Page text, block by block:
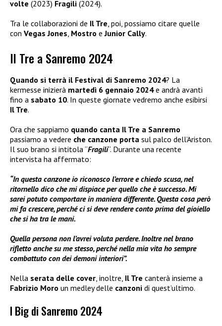
volte (2023) Fragili (2024).
Tra le collaborazioni de Il Tre , poi, possiamo citare quelle
con Vegas Jones Mostro eJunior Cally.
Il Tre a Sanremo 2024
Quando si terrà il Festival di Sanremo 2024? La
kermesse inizierà martedì 6 gennaio 2024e andrà avanti
fino a sabato 10. In queste giornate vedremo anche esibirsi
Il Tre.
Ora che sappiamo quando canta Il Tre a Sanremo
passiamo a vedere che canzone porta sul palco dell’Ariston.
Il suo brano si intitola “Fragili“. Durante una recente
intervista ha affermato:
“In questa canzone io riconosco l’errore e chiedo scusa, nel
ritornello dico che mi dispiace per quello che è successo. Mi
sarei potuto comportare in maniera differente. Questa cosa però
mi fa crescere, perché ci si deve rendere conto prima del gioiello
che si ha tra le mani.
Quella persona non l’avrei voluta perdere. Inoltre nel brano
rifletto anche su me stesso, perché nella mia vita ho sempre
combattuto con dei demoni interiori”.
Nella serata delle cover, inoltre, Il Tre canterà insieme a
Fabrizio Moro un medley delle canzoni di quest’ultimo.
I Big di Sanremo 2024